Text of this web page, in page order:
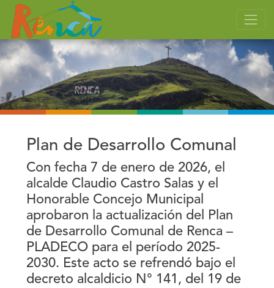
Plan de Desarrollo Comunal
Con fecha 7 de enero de 2026, el
alcalde Claudio Castro Salas y el
Honorable Concejo Municipal
aprobaron la actualización del Plan
de Desarrollo Comunal de Renca –
PLADECO para el período 2025-
2030. Este acto se refrendó bajo el
decreto alcaldicio N° 141, del 19 de